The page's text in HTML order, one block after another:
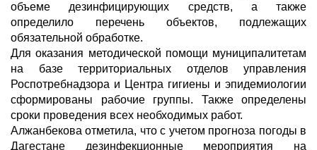
объеме дезинфицирующих средств, а также
определило перечень объектов, подлежащих
обязательной обработке.
Для оказания методической помощи муниципалитетам
на базе территориальных отделов управления
Роспотребнадзора и Центра гигиены и эпидемиологии
сформированы рабочие группы. Также определены
сроки проведения всех необходимых работ.
Алжанбекова отметила, что с учетом прогноза погоды в
Дагестане дезинфекционные мероприятия на